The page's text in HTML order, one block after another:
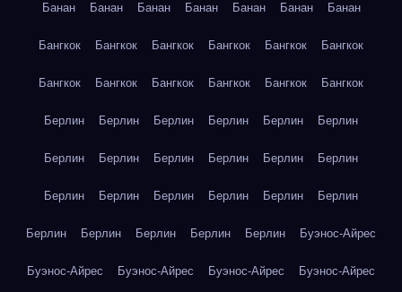
Банан Банан Банан Банан Банан Банан Банан
Бангкок Бангкок Бангкок Бангкок Бангкок Бангкок
Бангкок Бангкок Бангкок Бангкок Бангкок Бангкок
Берлин Берлин Берлин Берлин Берлин Берлин
Берлин Берлин Берлин Берлин Берлин Берлин
Берлин Берлин Берлин Берлин Берлин Берлин
Берлин Берлин Берлин Берлин Берлин Буэнос-Айрес
Буэнос-Айрес Буэнос-Айрес Буэнос-Айрес Буэнос-Айрес